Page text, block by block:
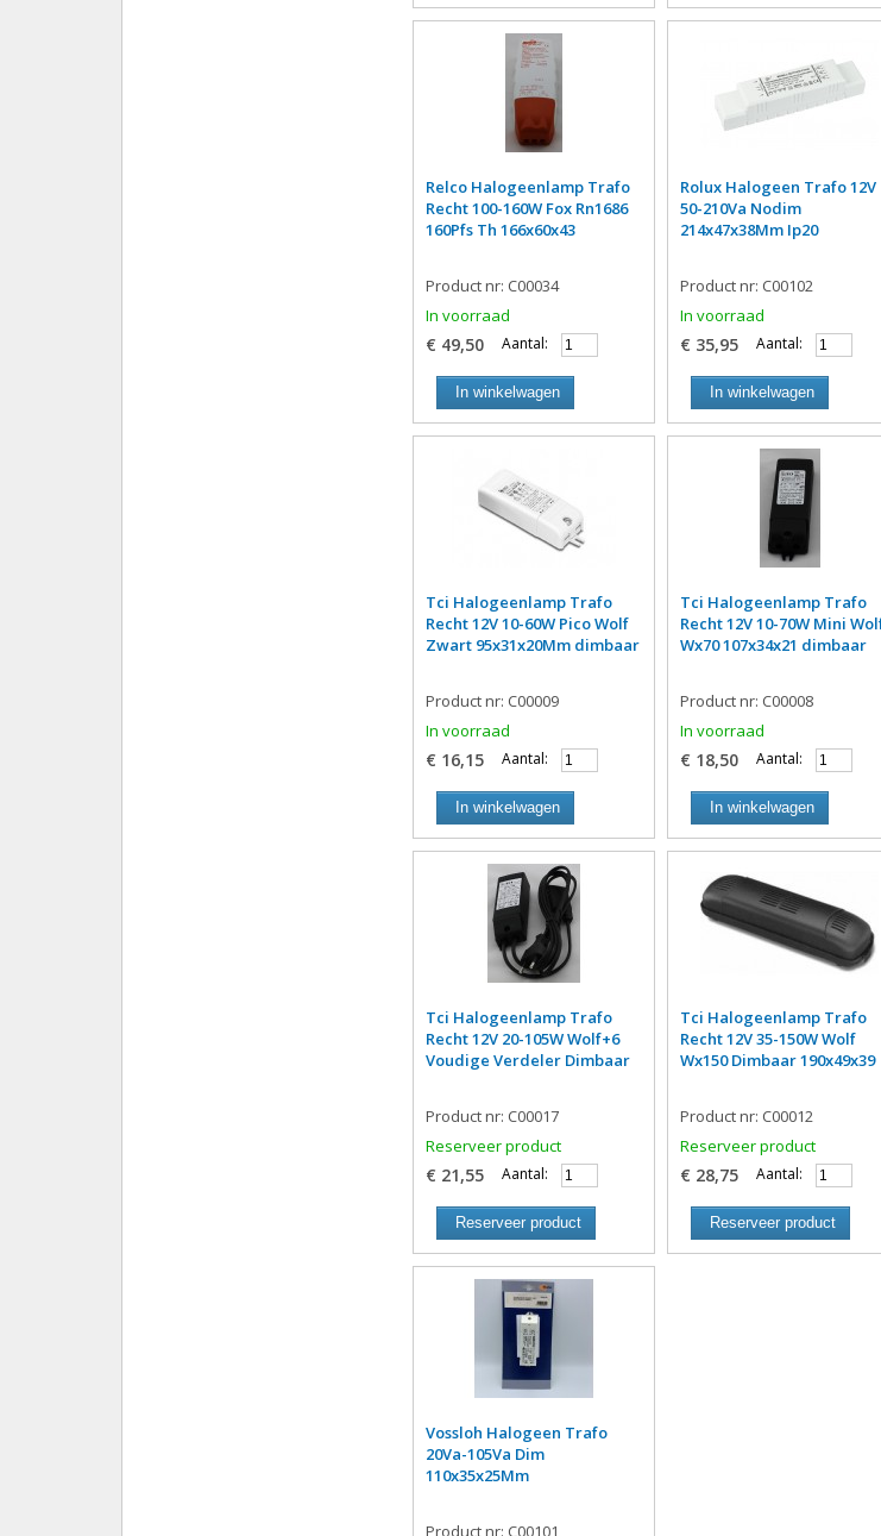
Relco Halogeenlamp Trafo
Recht 100-160W Fox Rn1686
160Pfs Th 166x60x43
Product nr: C00034
In voorraad
€ 49,50 Aantal:
In winkelwagen
Rolux Halogeen Trafo 12V
50-210Va Nodim
214x47x38Mm Ip20
Product nr: C00102
In voorraad
€ 35,95 Aantal:
In winkelwagen
Tci Halogeenlamp Trafo
Recht 12V 10-60W Pico Wolf
Zwart 95x31x20Mm dimbaar
Product nr: C00009
In voorraad
€ 16,15 Aantal:
In winkelwagen
Tci Halogeenlamp Trafo
Recht 12V 10-70W Mini
Wx70 107x34x21 dimbaar
Product nr: C00008
In voorraad
€ 18,50 Aantal:
In winkelwagen
Tci Halogeenlamp Trafo
Recht 12V 20-105W Wolf+6
Voudige Verdeler Dimbaar
Product nr: C00017
Reserveer product
€ 21,55 Aantal:
Reserveer product
Tci Halogeenlamp Trafo
Recht 12V 35-150W Wolf
Wx150 Dimbaar 190x49x39
Product nr: C00012
Reserveer product
€ 28,75 Aantal:
Reserveer product
Vossloh Halogeen Trafo
20Va-105Va Dim
110x35x25Mm
Product nr: C00101